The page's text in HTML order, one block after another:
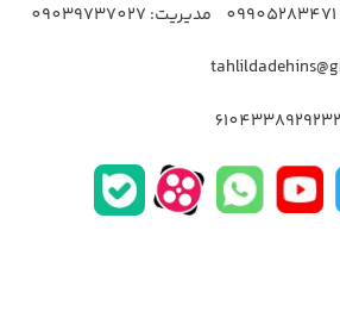
مدیریت: 09039737027